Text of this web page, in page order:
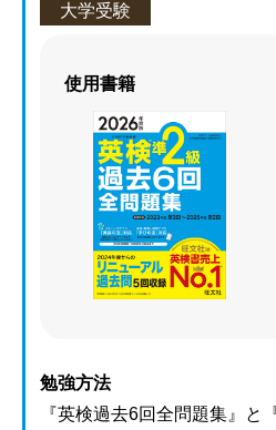
大学受験
使用書籍
勉強方法
『英検過去6回全問題集』と